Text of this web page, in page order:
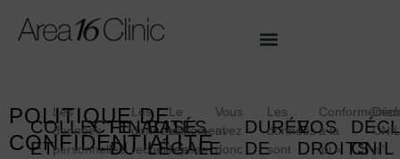
POLITIQUE DE
CONFIDENTIALITÉ
COLLECTE
ET
Les
données
personnelles
FINALITÉS
DU
Les
données
recueillies
BASE
LÉGALE
Le
traitement
repose
Vous
avez
donc
DURÉE
DE
Les
données
sont
VOS
DROITS
à la
loi «
CNIL
CNIL
n°